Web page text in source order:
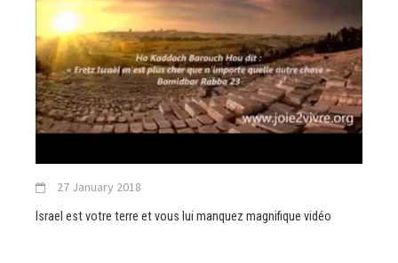
27 January 2018
Israel est votre terre et vous lui manquez magnifique vidéo